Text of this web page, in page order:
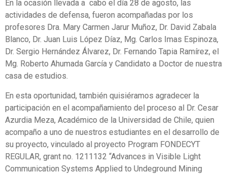
En la ocasión llevada a cabo el día 28 de agosto, las
actividades de defensa, fueron acompañadas por los
profesores Dra. Mary Carmen Jarur Muñoz, Dr. David Zabala
Blanco, Dr. Juan Luis López Díaz, Mg. Carlos Imas Espinoza,
Dr. Sergio Hernández Álvarez, Dr. Fernando Tapia Ramírez, el
Mg. Roberto Ahumada García y Candidato a Doctor de nuestra
casa de estudios.
En esta oportunidad, también quisiéramos agradecer la
participación en el acompañamiento del proceso al Dr. Cesar
Azurdia Meza, Académico de la Universidad de Chile, quien
acompaño a uno de nuestros estudiantes en el desarrollo de
su proyecto, vinculado al proyecto Program FONDECYT
REGULAR, grant no. 1211132 “Advances in Visible Light
Communication Systems Applied to Undeground Mining